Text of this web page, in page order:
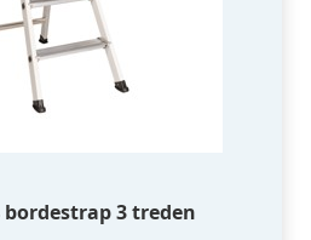
bordestrap 3 treden